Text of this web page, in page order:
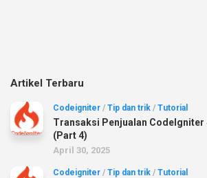
Artikel Terbaru
Codeigniter / Tip dan trik / Tutorial
Transaksi Penjualan CodeIgniter
(Part 4)
April 30, 2025
Codeigniter / Tip dan trik / Tutorial